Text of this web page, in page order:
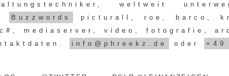
weltweit
Buzzwords
picturall, roe, barco,
mediaserver, video, fotografie,
info@phreekz.de oder +49